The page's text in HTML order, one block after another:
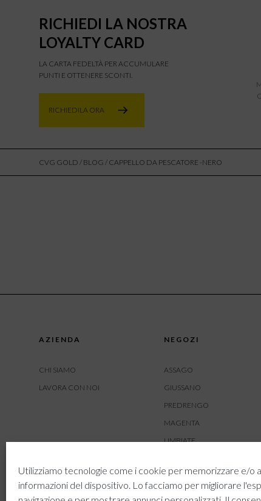
Utilizziamo tecnologie come i cookie per memorizzare e/o
informazioni del dispositivo. Lo facciamo per migliorare
RICHIEDI LA NOSTRA
LOYALTY CARD
LA CARTA FEDELTÀ PER ACCUMULARE
PUNTI E OTTENERE SCONTI.
RICHIEDILA ORA
CVG GOLD / BLOG / CAPPELLO DA PESCATORE -NERO
AZIENDA
CHI SIAMO
LAVORA CON NOI
NEGOZI
ASSAGO
GIUSSANO
PREDRENGO
MAGENTA
LIMBIATE
BUSNAGO